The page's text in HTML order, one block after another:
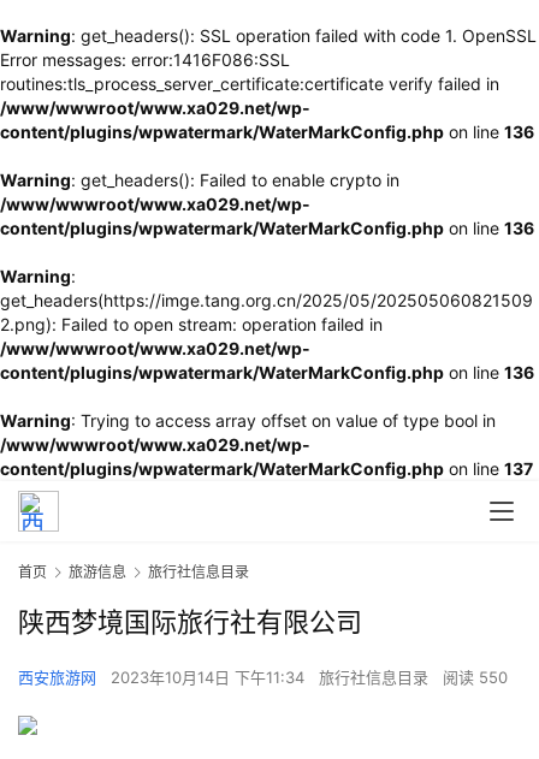
Warning: get_headers(): SSL operation failed with code 1. OpenSSL
Error messages: error:1416F086:SSL
routines:tls_process_server_certificate:certificate verify failed in
/www/wwwroot/www.xa029.net/wp-
content/plugins/wpwatermark/WaterMarkConfig.php on line 136
Warning: get_headers(): Failed to enable crypto in
/www/wwwroot/www.xa029.net/wp-
content/plugins/wpwatermark/WaterMarkConfig.php on line 136
Warning:
get_headers(https://imge.tang.org.cn/2025/05/202505060821509
2.png): Failed to open stream: operation failed in
/www/wwwroot/www.xa029.net/wp-
content/plugins/wpwatermark/WaterMarkConfig.php on line 136
Warning: Trying to access array offset on value of type bool in
/www/wwwroot/www.xa029.net/wp-
content/plugins/wpwatermark/WaterMarkConfig.php on line 137
首页 旅游信息 旅行社信息目录
陕西梦境国际旅行社有限公司
西安旅游网 2023年10月14日 下午11:34 旅行社信息目录 阅读 550